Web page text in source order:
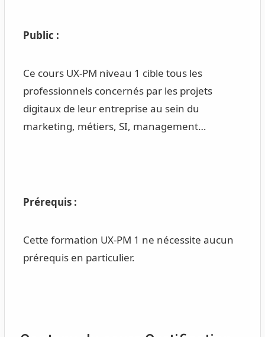
Public :
Ce cours UX-PM niveau 1 cible tous les
professionnels concernés par les projets
digitaux de leur entreprise au sein du
marketing, métiers, SI, management…
Prérequis :
Cette formation UX-PM 1 ne nécessite aucun
prérequis en particulier.